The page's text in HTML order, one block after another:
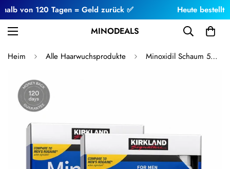
120 Tagen = Geld zurück ✅ Heute bestellt =
MINODEALS
Heim Alle Haarwuchsprodukte Minoxidil Schaum 5% 12 Monate für Männer